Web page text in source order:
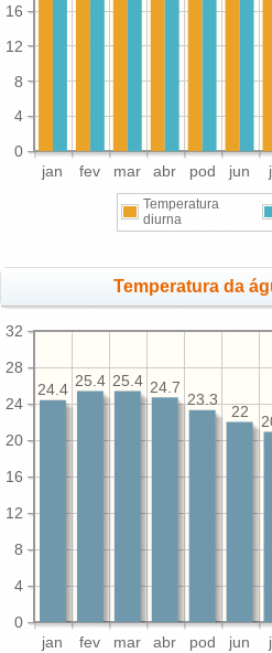
jan fev mar abr pod jun
0
4
8
12
16
Temperatura
diurna
Temperatura da
jan fev mar abr pod jun
0
4
8
12
16
20
24
28
32
22
23.3
24.7
25.4
25.4
24.4